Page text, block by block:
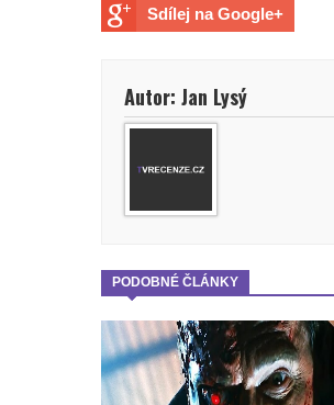
Sdílej na Google+
Autor: Jan Lysý
PODOBNÉ ČLÁNKY